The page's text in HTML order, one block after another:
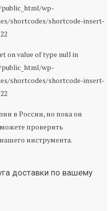
wp-
shortcodes/shortcode-insert-
on value of type null in
wp-
shortcodes/shortcode-insert-
в России, но пока он
проверить
инструмента.
доставки по вашему